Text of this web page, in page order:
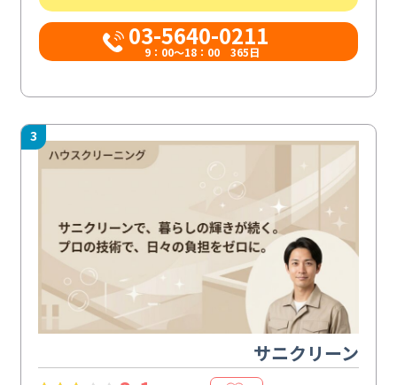
03-5640-0211
9：00～18：00 365日
3
サニクリーン